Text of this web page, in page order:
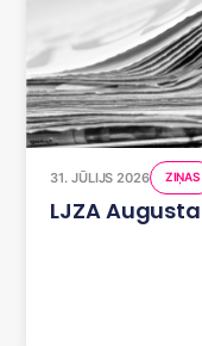
31. JŪLIJS 2026 ZIŅAS
LJZA